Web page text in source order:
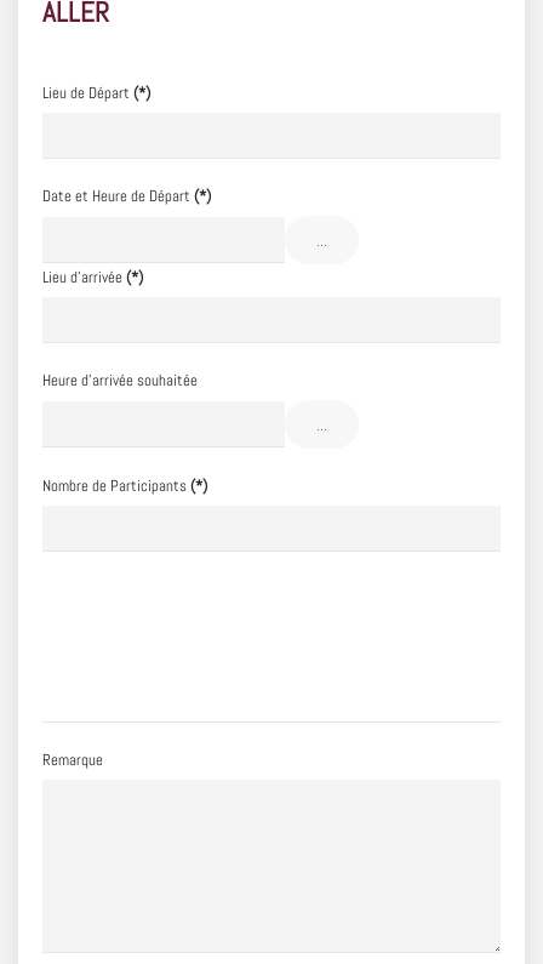
ALLER
Lieu de Départ (*)
Date et Heure de Départ (*)
...
Lieu d'arrivée(*)
Heure d'arrivée souhaitée
...
Nombre de Participants(*)
Remarque